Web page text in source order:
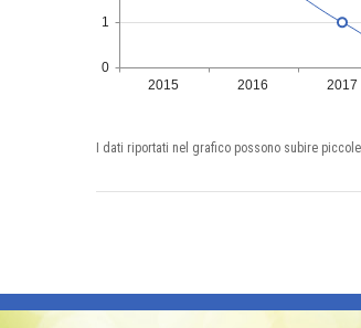
2015 2016 2017
0
1
I dati riportati nel grafico possono subire